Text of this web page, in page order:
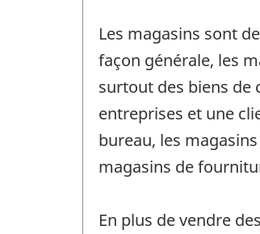
Les magasins sont
façon générale, les
surtout des biens de
entreprises et une
bureau, les
magasins de
En plus de vendre